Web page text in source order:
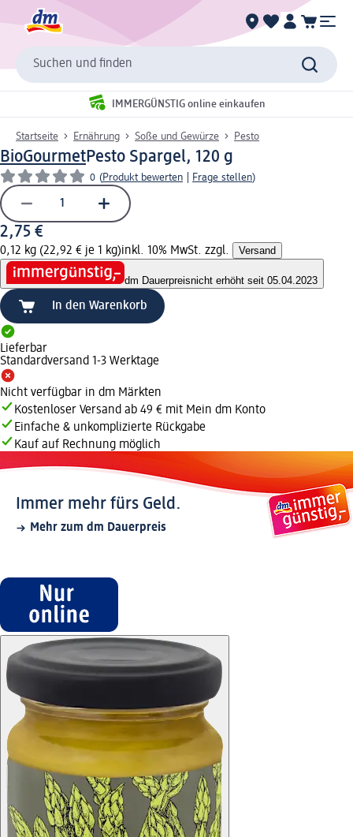
Suchen und finden
IMMERGÜNSTIG online einkaufen
Startseite Ernährung Soße und Gewürze Pesto
BioGourmetPesto Spargel, 120 g
0 (Produkt bewerten Frage stellen)
2,75 €
0,12 kg (22,92 € je 1 kg)inkl. 10% MwSt. zzgl. Versand
dm Dauerpreisnicht erhöht seit 05.04.2023
In den Warenkorb
Lieferbar
Standardversand 1-3 Werktage
Nicht verfügbar in dm Märkten
Kostenloser Versand ab 49 € mit Mein dm Konto
Einfache & unkomplizierte Rückgabe
Kauf auf Rechnung möglich
Immer mehr fürs Geld.
Mehr zum dm Dauerpreis